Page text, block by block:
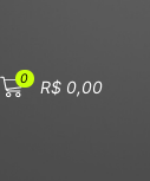
0 R$0,00